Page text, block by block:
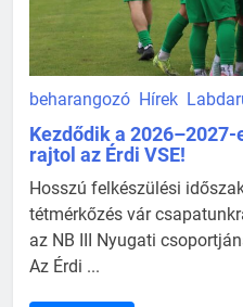
beharangozó Hírek
Kezdődik a
rajtol az Érdi VSE!
Hosszú felkészülési
tétmérkőzés vár
az NB III Nyugati
Az Érdi ...